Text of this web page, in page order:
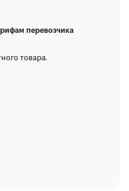
перевозчика
товара.